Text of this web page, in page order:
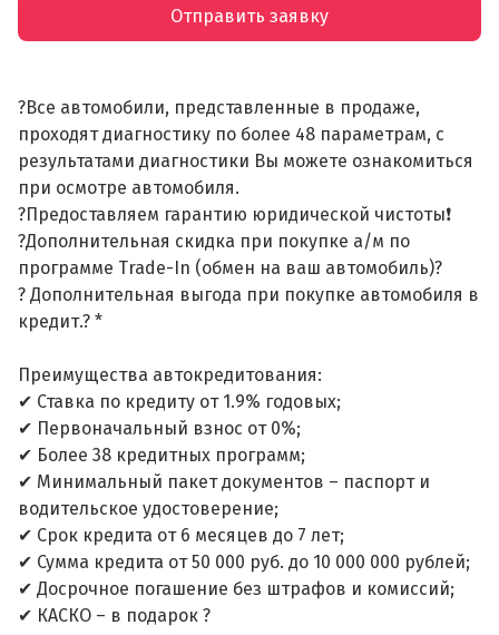
Отправить заявку
?Все автомобили, представленные в продаже,
проходят диагностику по более 48 параметрам, с
результатами диагностики Вы можете ознакомиться
при осмотре автомобиля.
?Предоставляем гарантию юридической чистоты❗
?Дополнительная скидка при покупке а/м по
программе Trade-In (обмен на ваш автомобиль)?
? Дополнительная выгода при покупке автомобиля в
кредит.? *
Преимущества автокредитования:
✔ Ставка по кредиту от 1.9% годовых;
✔ Первоначальный взнос от 0%;
✔ Более 38 кредитных программ;
✔ Минимальный пакет документов – паспорт и
водительское удостоверение;
✔ Срок кредита от 6 месяцев до 7 лет;
✔ Сумма кредита от 50 000 руб. до 10 000 000 рублей;
✔ Досрочное погашение без штрафов и комиссий;
✔ КАСКО – в подарок ?